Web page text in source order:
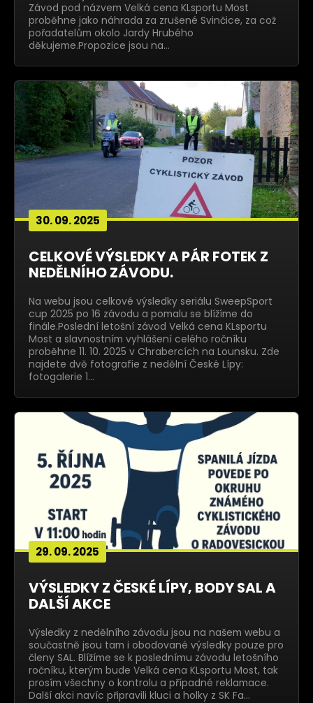
Závod pod názvem Velká cena KLsportu Most
proběhne jako náhrada za zrušené Svinčice, za což
pořadatelům okolo Jardy Hrubého
děkujeme.Propozice jsou na…
30. 09. 2025
CELKOVÉ VÝSLEDKY A PÁR FOTEK Z
NEDĚLNÍHO ZÁVODU.
Na webu jsou celkové výsledky seriálu SweepSport
cup 2025 po 16 závodu a pomalu se blížíme do
finále.Poslední letošní závod Velká cena KLsportu
Most a slavnostním vyhlášení celého ročníku
proběhne 11. 10. 2025 v Chrabercích na Lounsku. Zde
najdete dvě fotografie z nedělní České Lípy:
fotogalerie 1…
29. 09. 2025
VÝSLEDKY Z ČESKÉ LÍPY, BODY SAL A
DALŠÍ AKCE
Výsledky z nedělního závodu jsou na našem webu a
součastně jsou tam i obodované výsledky pouze pro
členy SAL. Blížíme se k poslednímu závodu letošního
ročníku, kterým bude Velká cena KLsportu Most, tak
prosím všechny o kontrolu a případné reklamace.
Další akci navíc připravili kluci a holky z SK Fa…